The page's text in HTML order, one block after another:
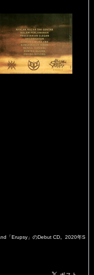
「Erupsy」のDebut CD。2020年S